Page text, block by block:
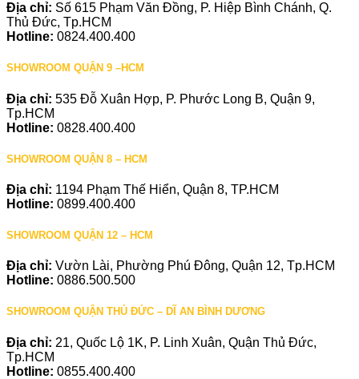
Địa chỉ: Số 615 Phạm Văn Đồng, P. Hiệp Bình Chánh, Q.
Thủ Đức, Tp.HCM
Hotline: 0824.400.400
SHOWROOM QUẬN 9 –HCM
Địa chỉ: 535 Đỗ Xuân Hợp, P. Phước Long B, Quận 9,
Tp.HCM
Hotline: 0828.400.400
SHOWROOM QUẬN 8 – HCM
Địa chỉ: 1194 Phạm Thế Hiển, Quận 8, TP.HCM
Hotline: 0899.400.400
SHOWROOM QUẬN 12 – HCM
Địa chỉ: Vườn Lài, Phường Phú Đông, Quận 12, Tp.HCM
Hotline: 0886.500.500
SHOWROOM QUẬN THỦ ĐỨC – DĨ AN BÌNH DƯƠNG
Địa chỉ: 21, Quốc Lộ 1K, P. Linh Xuân, Quận Thủ Đức,
Tp.HCM
Hotline: 0855.400.400